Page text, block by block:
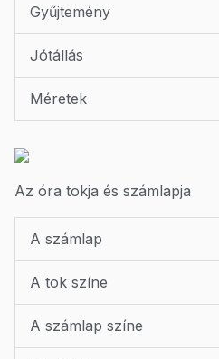
Gyűjtemény
Jótállás
Méretek
Az óra tokja és számlapja
A számlap
A tok színe
A számlap színe